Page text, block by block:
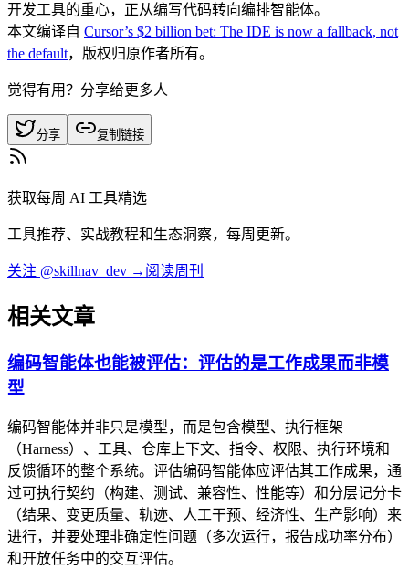
开发工具的重心，正从编写代码转向编排智能体。
本文编译自 Cursor’s $2 billion bet: The IDE is now a fallback, not
the default，版权归原作者所有。
觉得有用？分享给更多人
分享 复制链接
获取每周 AI 工具精选
工具推荐、实战教程和生态洞察，每周更新。
关注 @skillnav_dev → 阅读周刊
相关文章
编码智能体也能被评估：评估的是工作成果而非模
型
编码智能体并非只是模型，而是包含模型、执行框架
（Harness）、工具、仓库上下文、指令、权限、执行环境和
反馈循环的整个系统。评估编码智能体应评估其工作成果，通
过可执行契约（构建、测试、兼容性、性能等）和分层记分卡
（结果、变更质量、轨迹、人工干预、经济性、生产影响）来
进行，并要处理非确定性问题（多次运行，报告成功率分布）
和开放任务中的交互评估。